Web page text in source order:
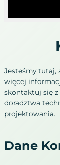
Jesteśmy tutaj,
więcej
skontaktuj się z
doradztwa
projektowania.
Dane